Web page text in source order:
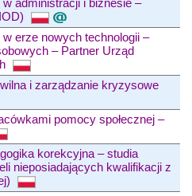
administracji i biznesie –
erze nowych technologii –
– Partner Urząd
i zarządzanie kryzysowe
pomocy społecznej –
korekcyjna – studia
nieposiadających kwalifikacji z